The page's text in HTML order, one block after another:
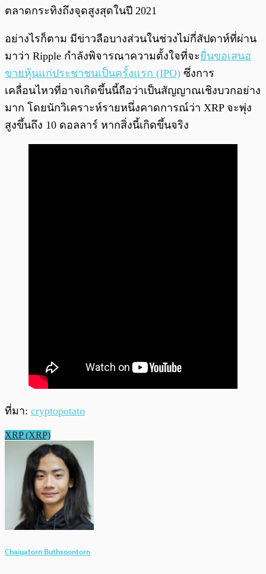
ตลาดกระทิงถึงจุดสูงสุดในปี 2021
อย่างไรก็ตาม มีข่าวลือบางส่วนในช่วงไม่กี่สัปดาห์ที่ผ่าน
มาว่า Ripple กำลังพิจารณาความตั้งใจที่จะยื่นขอเสนอ
ขายหุ้นแก่ประชาชนเป็นครั้งแรก (IPO) ซึ่งการ
เคลื่อนไหวที่อาจเกิดขึ้นนี้ถือว่าเป็นสัญญาณเชิงบวกอย่าง
มาก โดยนักวิเคราะห์รายหนึ่งคาดการณ์ว่า XRP จะพุ่ง
สูงขึ้นถึง 10 ดอลลาร์ หากสิ่งนี้เกิดขึ้นจริง
ที่มา: cryptopotato
XRP (XRP)
Chaiyatorn Buthsoontorn